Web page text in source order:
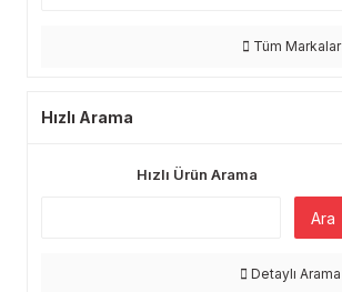
Tüm Markalar
Hızlı Arama
Hızlı Ürün Arama
Ara
Detaylı Arama